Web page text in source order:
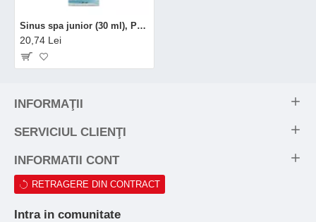
Sinus spa junior (30 ml), Phenalex
20,74 Lei
INFORMAŢII
SERVICIUL CLIENŢI
INFORMATII CONT
RETRAGERE DIN CONTRACT
Intra in comunitate